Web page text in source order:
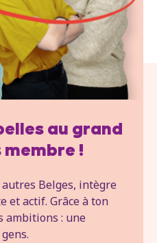
au grand
!
Belges, intègre
et actif. Grâce à ton
ambitions : une